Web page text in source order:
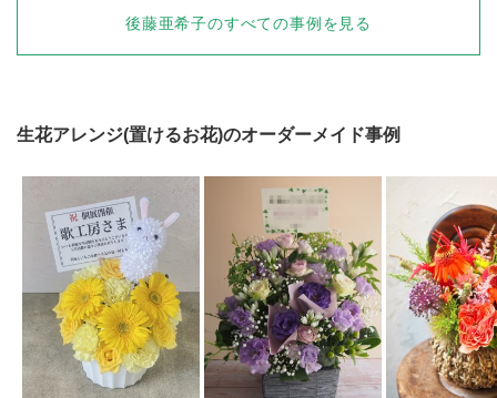
後藤亜希子のすべての事例を見る
生花アレンジ(置けるお花)のオーダーメイド事例